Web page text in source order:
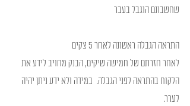
שחשבונם הוגבל בעבר
התראה הגבלה ראשונה לאחר 5 צקים
לאחר חזרתם של חמישה שיקים, הבנק מחויב לידע את
הלקוח בהתראה לפני הגבלה.  במידה ולא ידע ניתן יהיה
לערר.